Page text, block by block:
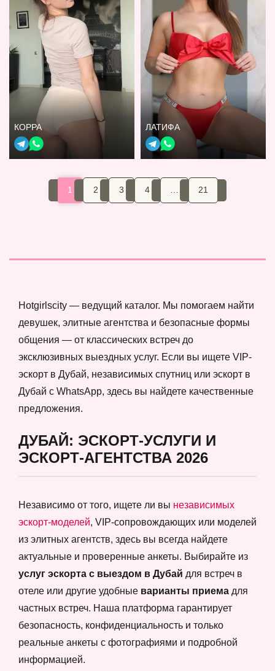
КОРРА ЛАТИФА
1 2 3 4 21
Hotgirlscity — ведущий каталог. Мы помогаем найти
девушек, элитные агентства и безопасные формы
общения — от классических встреч до
эксклюзивных выездных услуг. Если вы ищете VIP-
эскорт в Дубай, независимых спутниц или эскорт в
Дубай с WhatsApp, здесь вы найдете качественные
предложения.
ДУБАЙ: ЭСКОРТ-УСЛУГИ И
ЭСКОРТ-АГЕНТСТВА 2026
Независимо от того, ищете ли вы независимых
эскорт-моделей, VIP-сопровождающих или моделей
из элитных агентств, здесь вы всегда найдете
актуальные и проверенные анкеты. Выбирайте из
услуг эскорта с выездом в Дубай для встреч в
отеле или другие удобные варианты приема для
частных встреч. Наша платформа гарантирует
безопасность, конфиденциальность и только
реальные анкеты с фотографиями и подробной
информацией.